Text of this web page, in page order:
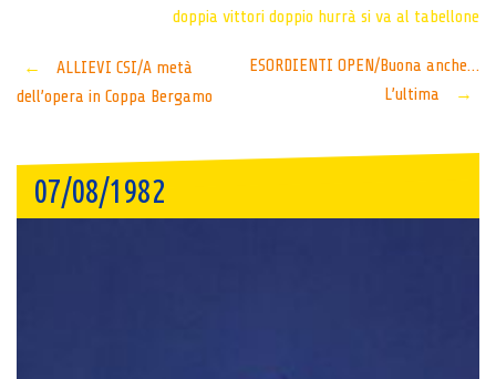
doppia vittori doppio hurrà si va al tabellone
Post
←
ALLIEVI CSI/A metà
dell’opera in Coppa Bergamo
ESORDIENTI OPEN/Buona anche…
L’ultima
→
07/08/1982